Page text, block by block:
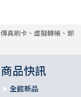
傳真刷卡、虛擬轉帳、郵
商品快訊
全館新品